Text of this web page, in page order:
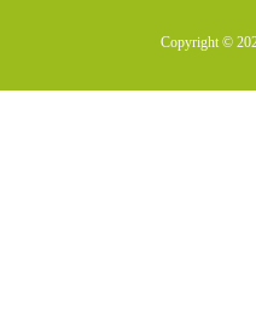
Copyright ©